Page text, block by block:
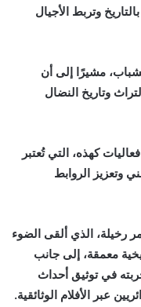
وتربط الأجيال
مشيرًا إلى أن
وتاريخ النضال
كهذه، التي تُعتبر
وتعزيز الروابط
رخيلة، الذي ألقى الضوء
معمقة، إلى جانب
في توثيق أحداث
عبر الأفلام الوثائقية.